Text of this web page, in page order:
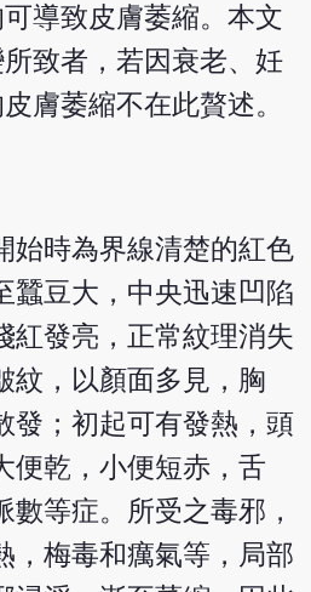
導致皮膚萎縮。本文
致者，若因衰老、妊
膚萎縮不在此贅述。
始時為界線清楚的紅色
蠶豆大，中央迅速凹陷
紅發亮，正常紋理消失
紋，以顏面多見，胸
發；初起可有發熱，頭
便乾，小便短赤，舌
數等症。所受之毒邪，
，梅毒和癘氣等，局部